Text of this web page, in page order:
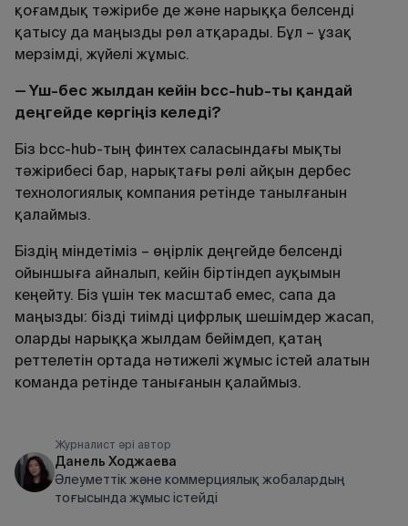
қоғамдық тәжірибе де және нарыққа белсенді
қатысу да маңызды рөл атқарады. Бұл – ұзақ
мерзімді, жүйелі жұмыс.
— Үш-бес жылдан кейін bcc-hub-ты қандай
деңгейде көргіңіз келеді?
Біз bcc-hub-тың финтех саласындағы мықты
тәжірибесі бар, нарықтағы рөлі айқын дербес
технологиялық компания ретінде танылғанын
қалаймыз.
Біздің міндетіміз – өңірлік деңгейде белсенді
ойыншыға айналып, кейін біртіндеп ауқымын
кеңейту. Біз үшін тек масштаб емес, сапа да
маңызды: бізді тиімді цифрлық шешімдер жасап,
оларды нарыққа жылдам бейімдеп, қатаң
реттелетін ортада нәтижелі жұмыс істей алатын
команда ретінде танығанын қалаймыз.
Журналист әрі автор
Данель Ходжаева
Әлеуметтік және коммерциялық жобалардың
тоғысында жұмыс істейді